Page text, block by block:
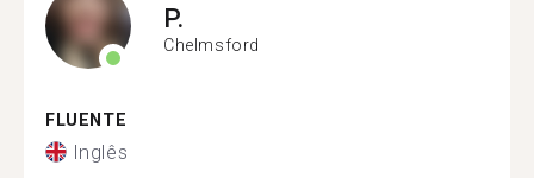
P.
Chelmsford
FLUENTE
Inglês